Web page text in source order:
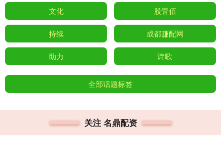
文化 股壹佰
持续 成都赚配网
助力 诗歌
全部话题标签
关注 名鼎配资